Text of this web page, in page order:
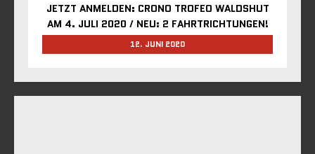
JETZT ANMELDEN: CRONO TROFEO WALDSHUT
AM 4. JULI 2020 / NEU: 2 FAHRTRICHTUNGEN!
12. JUNI 2020